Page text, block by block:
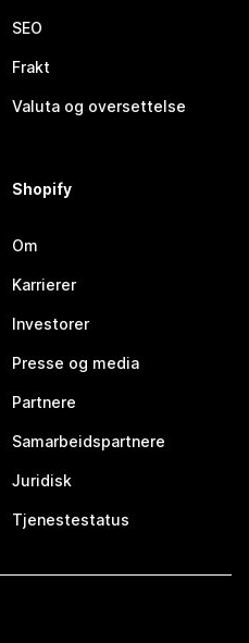
SEO
Frakt
Valuta og oversettelse
Shopify
Om
Karrierer
Investorer
Presse og media
Partnere
Samarbeidspartnere
Juridisk
Tjenestestatus